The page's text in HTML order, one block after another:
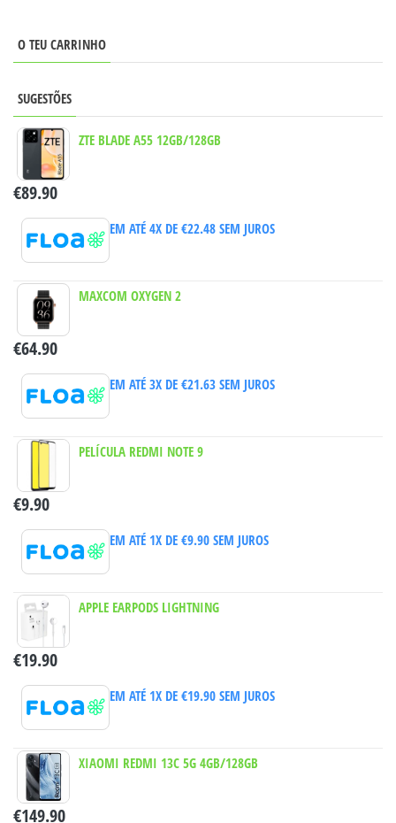
O TEU CARRINHO
SUGESTÕES
ZTE BLADE A55 12GB/128GB
€89.90
EM ATÉ 4X DE €22.48SEM JUROS
MAXCOM OXYGEN 2
€64.90
EM ATÉ 3X DE €21.63SEM JUROS
PELÍCULA REDMI NOTE 9
€9.90
EM ATÉ 1X DE €9.90SEM JUROS
APPLE EARPODS LIGHTNING
€19.90
EM ATÉ 1X DE €19.90SEM JUROS
XIAOMI REDMI 13C 5G 4GB/128GB
€149.90